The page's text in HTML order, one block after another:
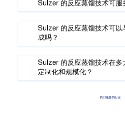
Sulzer 的反应蒸馏技术可服
Sulzer 的反应蒸馏技术可以
成吗？
Sulzer 的反应蒸馏技术在多
定制化和规模化？
我们服务的行业